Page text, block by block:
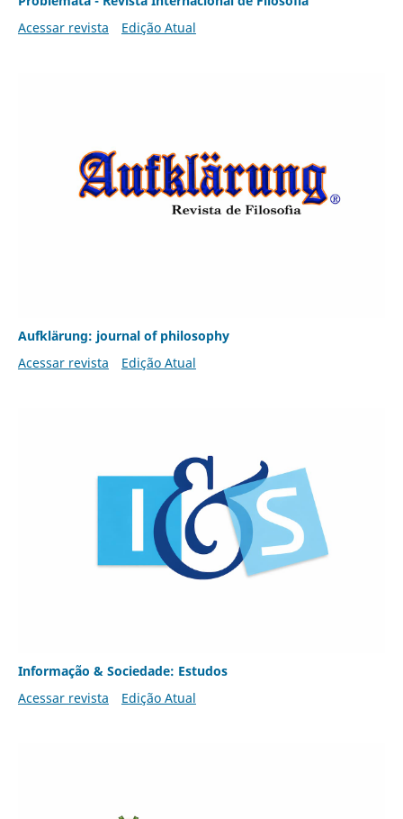
Acessar revista
Edição Atual
Aufklärung: journal of philosophy
Acessar revista
Edição Atual
Informação & Sociedade: Estudos
Acessar revista
Edição Atual